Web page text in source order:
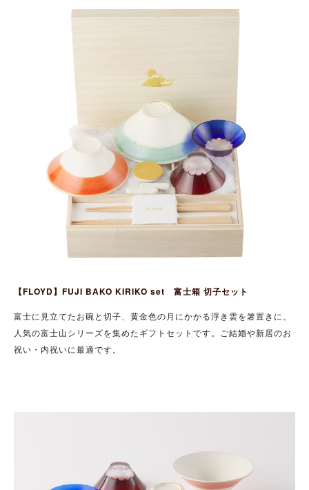
【FLOYD】FUJI BAKO KIRIKO set 富士箱 切子セット
富士に見立てたお碗と切子、黄金色の月にかかる浮き雲を箸置きに。
人気の富士山シリーズを集めたギフトセットです。ご結婚や新居のお
祝い・内祝いに最適です。